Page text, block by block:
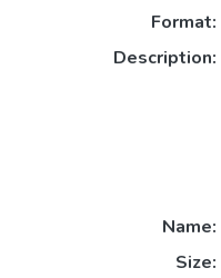
Format:
Description:
Name:
Size: